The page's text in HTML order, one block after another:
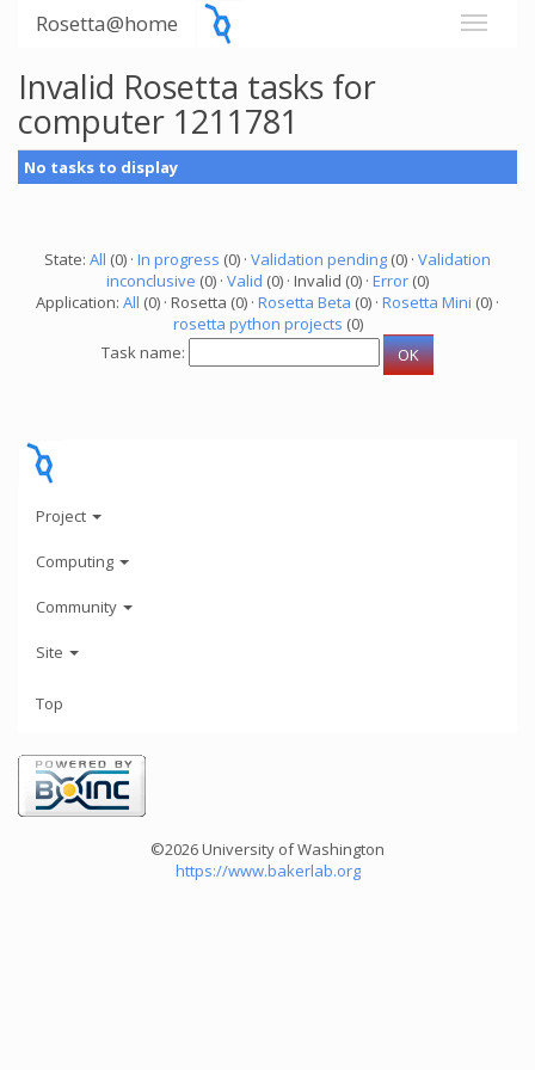
Rosetta@home
Invalid Rosetta tasks for
computer 1211781
No tasks to display
State: All (0) · In progress (0) · Validation pending (0) · Validation
inconclusive (0) · Valid (0) · Invalid (0) · Error (0)
Application: All (0) · Rosetta (0) · Rosetta Beta (0) · Rosetta Mini (0) ·
rosetta python projects (0)
Task name:
Project
Computing
Community
Site
Top
©2026 University of Washington
https://www.bakerlab.org